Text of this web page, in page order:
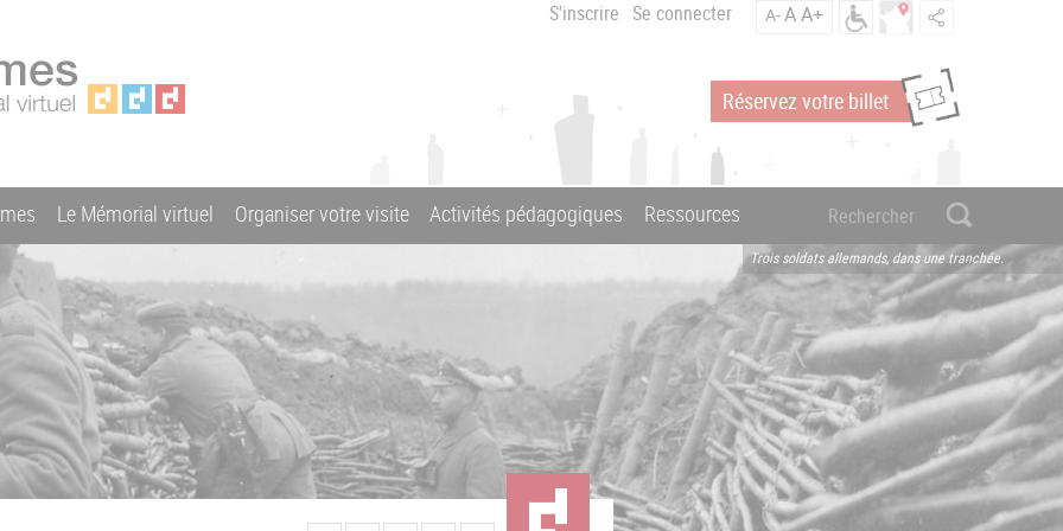
S'inscrire Se connecter A-AA+
Réservez votre billet
Le Mémorial virtuel Organiser votre visite Activités pédagogiques Ressources
Trois soldats allemands, dans une tranchée.